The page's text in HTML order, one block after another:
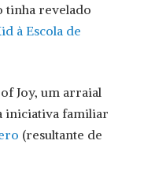
tinha revelado
à Escola de
Joy, um arraial
iniciativa familiar
(resultante de